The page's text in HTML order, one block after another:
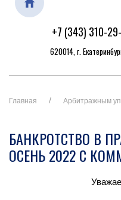
+7 (343) 310-
620014, г.
Главная Арбитражным
БАНКРОТСТВО В
ОСЕНЬ 2022 С